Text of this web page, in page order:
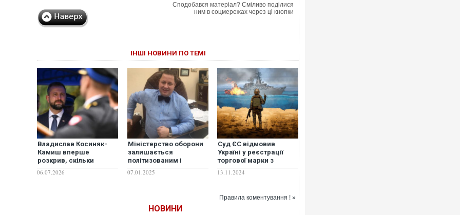
Сподобався матеріал? Сміливо поділися
ним в соцмережах через ці кнопки
ІНШІ НОВИНИ ПО ТЕМІ
Владислав Косиняк-
Камиш вперше
розкрив, скільки
військову допомогу
06.07.2026
Міністерство оборони
залишається
політизованим і
Мітрохін
07.01.2025
Суд ЄС відмовив
Україні у реєстрації
торгової марки з
кораблем
13.11.2024
Правила коментування ! »
НОВИНИ